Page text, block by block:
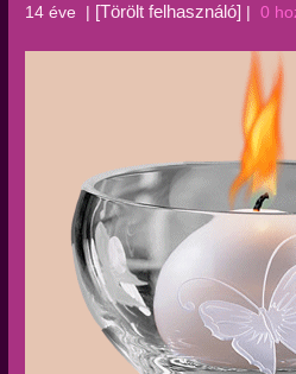
14 éve | [Törölt felhasználó] | 0